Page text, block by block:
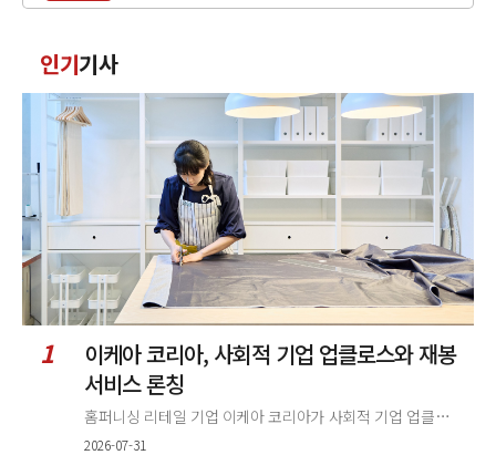
력
글
인기기사
1
이케아 코리아, 사회적 기업 업클로스와 재봉
서비스 론칭
홈퍼니싱 리테일 기업 이케아 코리아가 사회적 기업 업클로스(Upcloth)와 협력해 재봉 서비스를 선보인다. 이번 협업은 이케
2026-07-31